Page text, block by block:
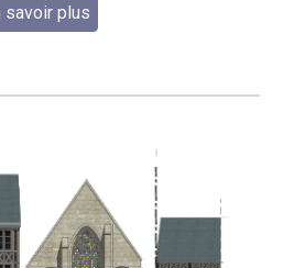
savoir plus